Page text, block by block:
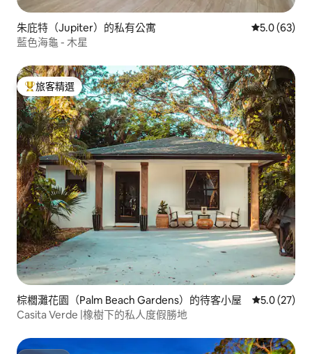
朱庇特（Jupiter）的私有公寓 從 63 則評
5.0 (63)
藍色海龜 - 木星
旅客精選榜首
旅客精選
棕櫚灘花園（Palm Beach Gardens）的待客小屋 從 27 則評
5.0 (27)
Casita Verde |橡樹下的私人度假勝地